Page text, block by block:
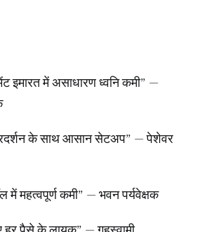
इमारत में असाधारण ध्वनि कमी” —
के साथ आसान सेटअप” — पेशेवर
में महत्वपूर्ण कमी” — भवन पर्यवेक्षक